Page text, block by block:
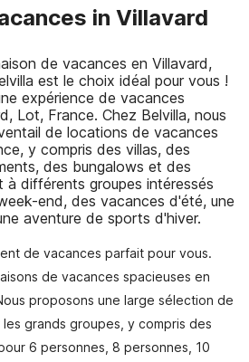
in Villavard
de vacances en Villavard,
est le choix idéal pour vous !
expérience de vacances
Lot, France. Chez Belvilla, nous
de locations de vacances
y compris des villas, des
des bungalows et des
à différents groupes intéressés
end, des vacances d'été, une
aventure de sports d'hiver.
de vacances parfait pour vous.
de vacances spacieuses en
proposons une large sélection de
grands groupes, y compris des
6 personnes, 8 personnes, 10